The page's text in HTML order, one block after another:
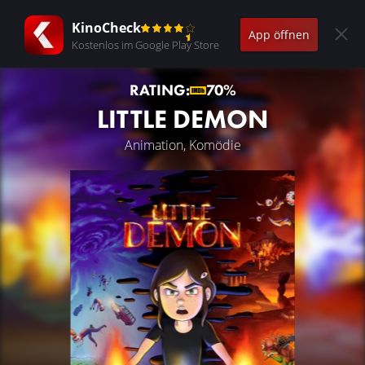
KinoCheck
Kostenlos im Google Play Store
App öffnen
RATING: 70%
LITTLE DEMON
Animation, Komödie